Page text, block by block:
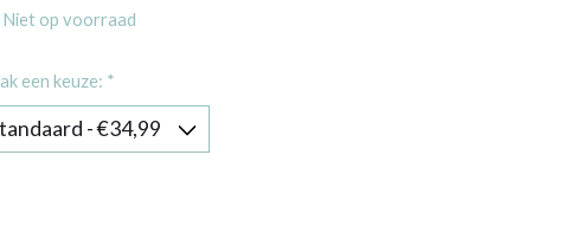
Niet op voorraad
een keuze: *